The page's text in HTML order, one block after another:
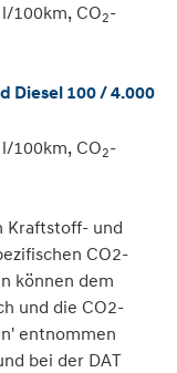
100km, CO2-
Diesel 100 / 4.000
100km, CO2-
Kraftstoff- und
CO2-
können dem
und die CO2-
entnommen
bei der DAT